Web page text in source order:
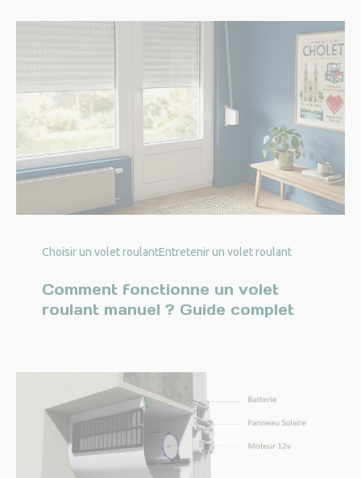
Choisir un volet roulantEntretenir un volet roulant
Comment fonctionne un volet
roulant manuel ? Guide complet